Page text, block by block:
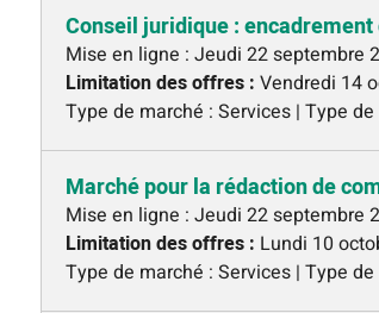
Conseil juridique :
Mise en ligne : Jeudi 22 septembre
Limitation des offres : Vendredi 14
Type de marché : Services | Type
Marché pour la rédaction de
Mise en ligne : Jeudi 22 septembre
Limitation des offres : Lundi 10
Type de marché : Services | Type